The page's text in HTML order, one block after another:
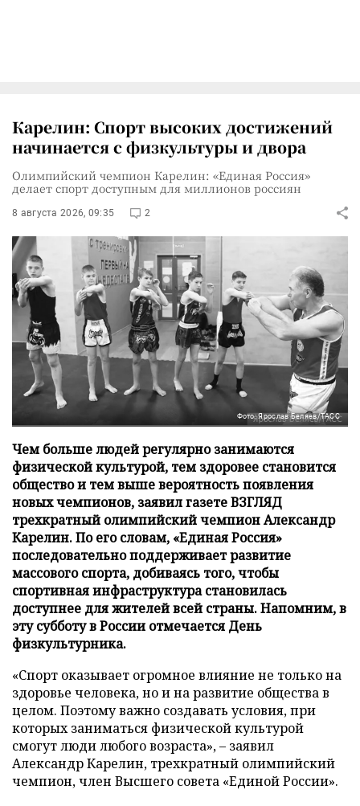
Карелин: Спорт высоких достижений
начинается с физкультуры и двора
Олимпийский чемпион Карелин: «Единая Россия»
делает спорт доступным для миллионов россиян
8 августа 2026, 09:35 2
Фото: Ярослав Беляев/ТАСС
Чем больше людей регулярно занимаются
физической культурой, тем здоровее становится
общество и тем выше вероятность появления
новых чемпионов, заявил газете ВЗГЛЯД
трехкратный олимпийский чемпион Александр
Карелин. По его словам, «Единая Россия»
последовательно поддерживает развитие
массового спорта, добиваясь того, чтобы
спортивная инфраструктура становилась
доступнее для жителей всей страны. Напомним, в
эту субботу в России отмечается День
физкультурника.
«Спорт оказывает огромное влияние не только на
здоровье человека, но и на развитие общества в
целом. Поэтому важно создавать условия, при
которых заниматься физической культурой
смогут люди любого возраста», – заявил
Александр Карелин, трехкратный олимпийский
чемпион, член Высшего совета «Единой России».